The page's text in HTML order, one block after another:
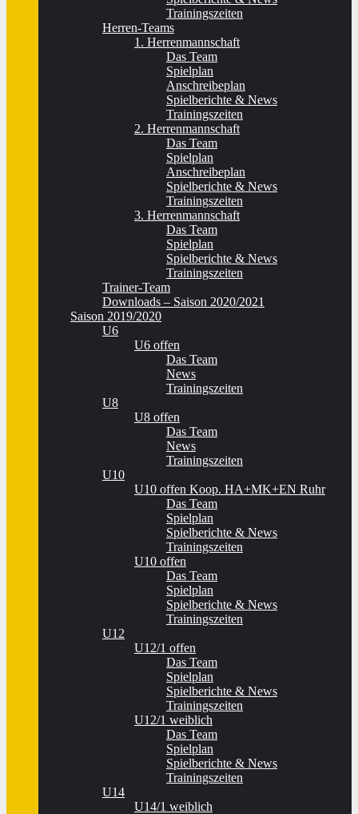
Trainingszeiten
Herren-Teams
1. Herrenmannschaft
Das Team
Spielplan
Anschreibeplan
Spielberichte & News
Trainingszeiten
2. Herrenmannschaft
Das Team
Spielplan
Anschreibeplan
Spielberichte & News
Trainingszeiten
3. Herrenmannschaft
Das Team
Spielplan
Spielberichte & News
Trainingszeiten
Trainer-Team
Downloads – Saison 2020/2021
Saison 2019/2020
U6
U6 offen
Das Team
News
Trainingszeiten
U8
U8 offen
Das Team
News
Trainingszeiten
U10
U10 offen Koop. HA+MK+EN Ruhr
Das Team
Spielplan
Spielberichte & News
Trainingszeiten
U10 offen
Das Team
Spielplan
Spielberichte & News
Trainingszeiten
U12
U12/1 offen
Das Team
Spielplan
Spielberichte & News
Trainingszeiten
U12/1 weiblich
Das Team
Spielplan
Spielberichte & News
Trainingszeiten
U14
U14/1 weiblich